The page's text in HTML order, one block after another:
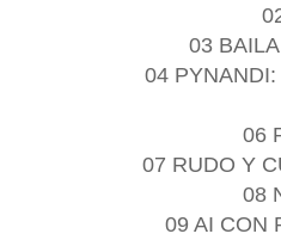
03
04
06
07 RUDO Y
08
09 AI CON